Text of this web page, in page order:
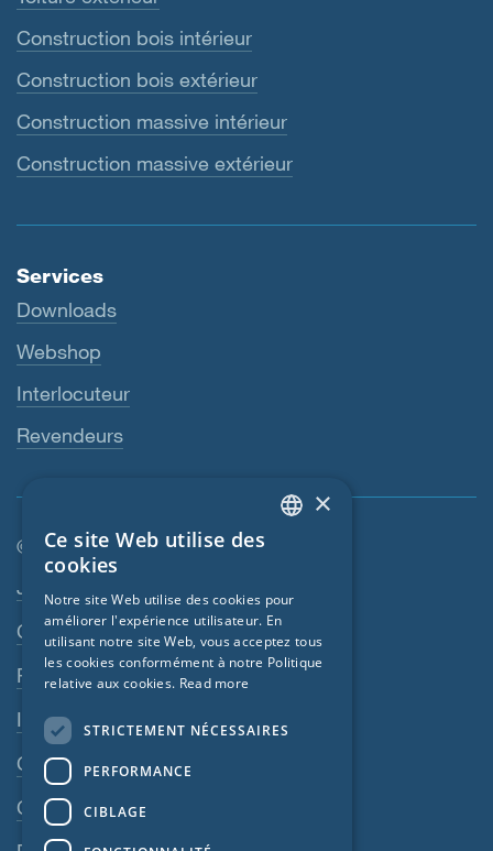
Construction bois intérieur
Construction bois extérieur
Construction massive intérieur
Construction massive extérieur
Services
Downloads
Webshop
Interlocuteur
Revendeurs
© SIGA 2026
Jobs
Contact
Règles de confidentialité
Impressum
CGV
CGA
ENGLISH
FRENCH
CZECH
LATVIAN
×
Ce site Web utilise des
cookies
Notre site Web utilise des cookies pour
améliorer l'expérience utilisateur. En
utilisant notre site Web, vous acceptez tous
les cookies conformément à notre Politique
relative aux cookies. Read more
STRICTEMENT NÉCESSAIRES
PERFORMANCE
CIBLAGE